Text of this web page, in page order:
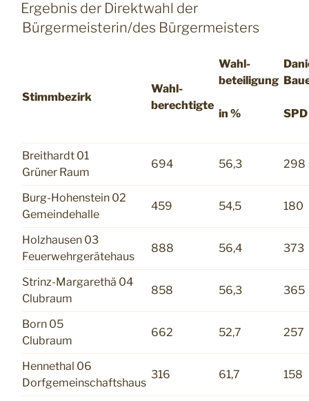
AM
Ergebnis der Direktwahl der
Bürgermeisterin/des Bürgermeisters
Stimmbezirk
Wahl-
berechtigte
Wahl-
beteiligung
in % SPD
Breithardt 01
Grüner Raum
694 56,3 298
Burg-Hohenstein 02
Gemeindehalle
459 54,5 180
Holzhausen 03
Feuerwehrgerätehaus
888 56,4 373
Strinz-Margarethä 04
Clubraum
858 56,3 365
Born 05
Clubraum
662 52,7 257
Hennethal 06
Dorfgemeinschaftshaus
316 61,7 158